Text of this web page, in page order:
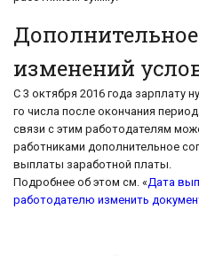
изменений
С 3 октября 2016 года зарплату
го числа после окончания
связи с этим работодателям
работниками дополнительное
выплаты заработной платы.
Подробнее об этом см. «Дата
работодателю изменить